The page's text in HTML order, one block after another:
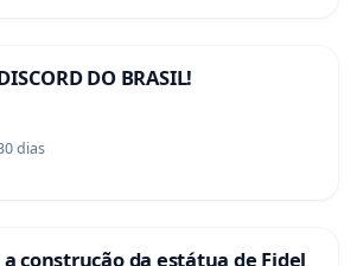
DO BRASIL!
dias
construção da estátua de Fidel